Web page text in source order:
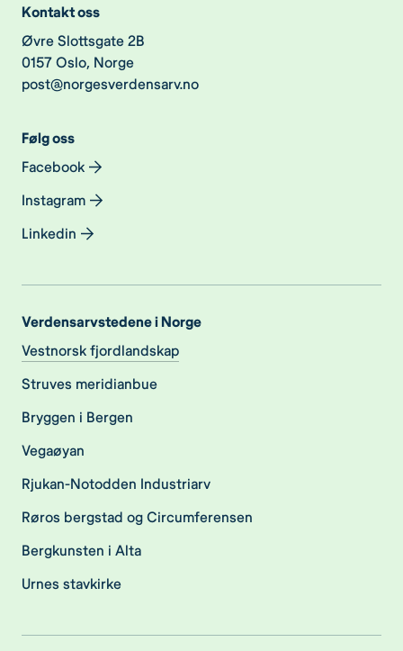
Kontakt oss
Øvre Slottsgate 2B
0157 Oslo, Norge
post@norgesverdensarv.no
Følg oss
Facebook
Instagram
Linkedin
Verdensarvstedene i Norge
Vestnorsk fjordlandskap
Struves meridianbue
Bryggen i Bergen
Vegaøyan
Rjukan-Notodden Industriarv
Røros bergstad og Circumferensen
Bergkunsten i Alta
Urnes stavkirke